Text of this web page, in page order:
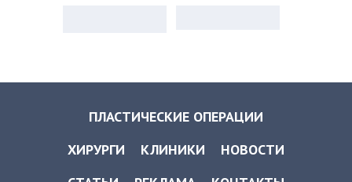
ПЛАСТИЧЕСКИЕ ОПЕРАЦИИ
ХИРУРГИ
КЛИНИКИ
НОВОСТИ